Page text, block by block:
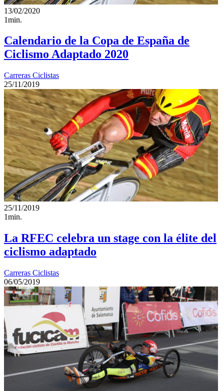
13/02/2020
1min.
Calendario de la Copa de España de
Ciclismo Adaptado 2020
Carreras Ciclistas
25/11/2019
25/11/2019
1min.
La RFEC celebra un stage con la élite del
ciclismo adaptado
Carreras Ciclistas
06/05/2019